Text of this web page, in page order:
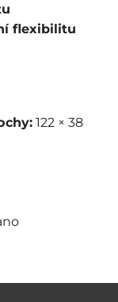
flexibilitu
122 × 38